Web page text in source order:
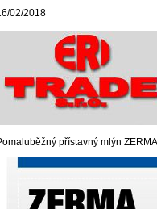
02/2018
přístavný mlýn